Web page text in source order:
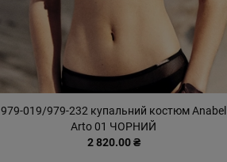
979-019/979-232 купальний костюм Anabel
Arto 01 ЧОРНИЙ
2 820.00 ₴